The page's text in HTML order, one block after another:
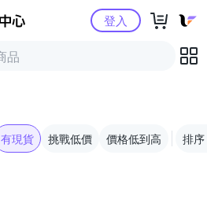
Yahoo購物中心登入
有現貨 挑戰低價 價格低到高 排序